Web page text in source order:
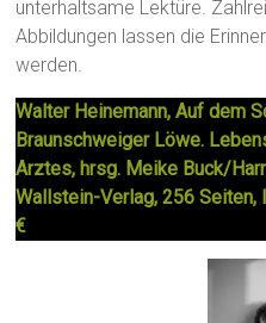
unterhaltsame Lektüre.
Abbildungen lassen die
werden.
Walter Heinemann, Auf dem
Braunschweiger Löwe.
Arztes, hrsg. Meike Buck/
Wallstein-Verlag, 256
€